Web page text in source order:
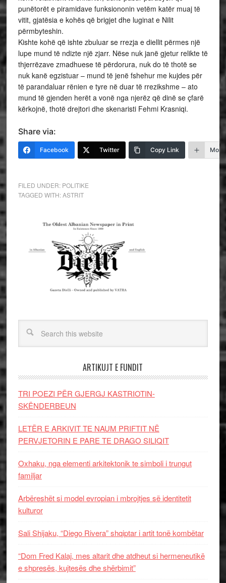
punëtorët e piramidave funksiononin vetëm katër muaj të
vitit, gjatësia e kohës që brigjet dhe luginat e Nilit
përmbyteshin.
Kishte kohë që ishte zbuluar se rrezja e diellit përmes një
lupe mund të ndizte një zjarr. Nëse nuk janë gjetur relikte të
thjerrëzave zmadhuese të përdorura, nuk do të thotë se
nuk kanë egzistuar – mund të jenë fshehur me kujdes për
të parandaluar rënien e tyre në duar të rrezikshme – ato
mund të gjenden herët a vonë nga njerëz që dinë se çfarë
kërkojnë, thotë drejtori dhe skenaristi Fehmi Krasniqi.
Share via:
Facebook Twitter Copy Link More
FILED UNDER: POLITIKE
TAGGED WITH:ASTRIT
ARTIKUJT E FUNDIT
TRI POEZI PËR GJERGJ KASTRIOTIN-
SKËNDERBEUN
LETËR E ARKIVIT TE NAUM PRIFTIT NË
PERVJETORIN E PARE TE DRAGO SILIQIT
Oxhaku, nga elementi arkitektonik te simboli i trungut
familjar
Arbëreshët si model evropian i mbrojtjes së identitetit
kulturor
Sali Shijaku, “Diego Rivera” shqiptar i artit tonë kombëtar
“Dom Fred Kalaj, mes altarit dhe atdheut si hermeneutikë
e shpresës, kujtesës dhe shërbimit”